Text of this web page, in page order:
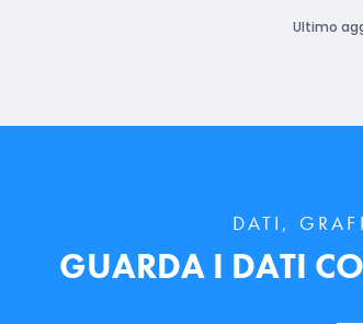
Ultimo
DATI,
GUARDA I DATI